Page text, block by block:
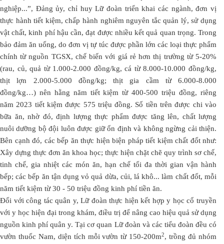
nghiệp...”, Đảng ủy, chỉ huy Lữ đoàn triển khai các ngành, đơn vị
thực hành tiết kiệm, chấp hành nghiêm nguyên tắc quản lý, sử dụng
vật chất, kinh phí hậu cần, đạt được nhiều kết quả quan trọng. Trong
bảo đảm ăn uống, do đơn vị tự túc được phần lớn các loại thực phẩm
chính từ nguồn TGSX, chế biến với giá rẻ hơn thị trường từ 5-20%
(rau, củ, quả từ 1.000-2.000 đồng/kg, cá từ 8.000-10.000 đồng/kg,
thịt lợn 2.000-5.000 đồng/kg; thịt gia cầm từ 6.000-8.000
đồng/kg…) nên hằng năm tiết kiệm từ 400-500 triệu đồng, riêng
năm 2023 tiết kiệm được 575 triệu đồng. Số tiền trên được chi vào
bữa ăn, nhờ đó, định lượng thực phẩm được tăng lên, chất lượng
nuôi dưỡng bộ đội luôn được giữ ổn định và không ngừng cải thiện.
Bên cạnh đó, các bếp ăn thực hiện biện pháp tiết kiệm chất đốt như:
Xây dựng thực đơn ăn khoa học; thực hiện chặt chẽ quy trình sơ chế,
tinh chế, gia nhiệt các món ăn, hạn chế tối đa thời gian vận hành
bếp; các bếp ăn tận dụng vỏ quả dừa, củi, lá khô... làm chất đốt, mỗi
năm tiết kiệm từ 30 - 50 triệu đồng kinh phí tiền ăn.
Đối với công tác quân y, Lữ đoàn thực hiện kết hợp y học cổ truyền
với y học hiện đại trong khám, điều trị để nâng cao hiệu quả sử dụng
nguồn kinh phí quân y. Tại cơ quan Lữ đoàn và các tiểu đoàn đều có
vườn thuốc Nam, diện tích mỗi vườn từ 150-200m2, trồng đủ nhóm